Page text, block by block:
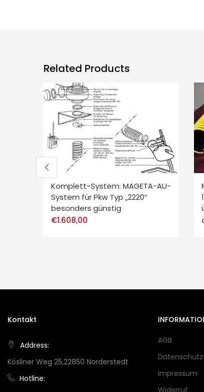
Related Products
Komplett-System: MAGETA-AU-
System für Pkw Typ „2220“
besonders günstig
€1.608,00
Kontakt
Address:
Kösliner Weg 25,22850 Norderstedt
Hotline:
AGB
Datenschutz
Impressum
Widerruf